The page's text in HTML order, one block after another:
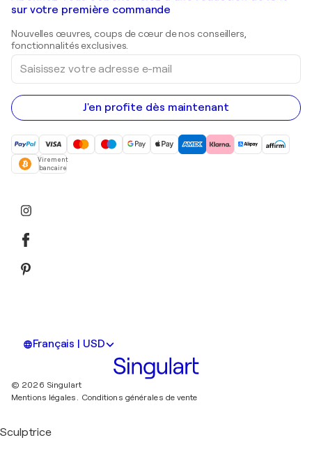
Shepard Fairey
Estampes
Peintures acryliques
Galeries d'art en Belgique
sur votre première commande
Nouvelles œuvres, coups de cœur de nos conseillers,
fonctionnalités exclusives.
Saisissez
votre
adresse
e-
mail
J'en profite dès maintenant
Virement
bancaire
Français | USD
© 2026 Singulart
Mentions légales. Conditions générales de vente
Sculptrice